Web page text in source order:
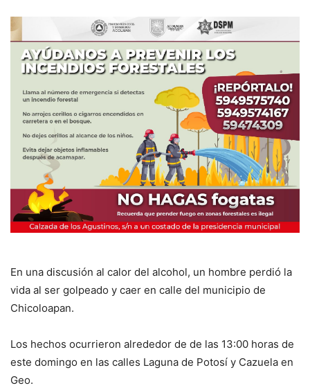
En una discusión al calor del alcohol, un hombre perdió la
vida al ser golpeado y caer en calle del municipio de
Chicoloapan.
Los hechos ocurrieron alrededor de de las 13:00 horas de
este domingo en las calles Laguna de Potosí y Cazuela en
Geo.